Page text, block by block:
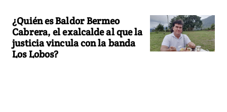
¿Quién es Baldor Bermeo
Cabrera, el exalcalde al que la
justicia vincula con la banda
Los Lobos?